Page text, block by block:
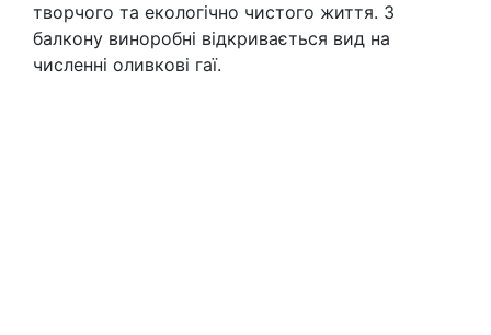
творчого та екологічно чистого життя. З
балкону виноробні відкривається вид на
численні оливкові гаї.